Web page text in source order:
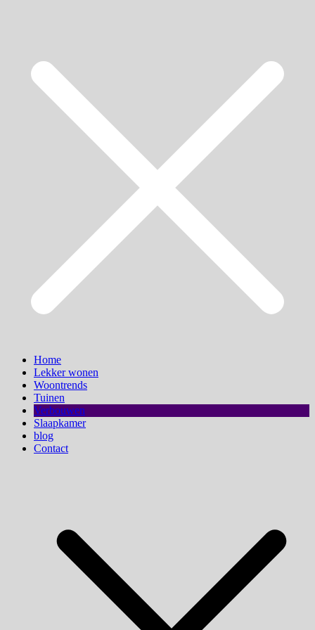
Home
Lekker wonen
Woontrends
Tuinen
Verbouwen
Slaapkamer
blog
Contact